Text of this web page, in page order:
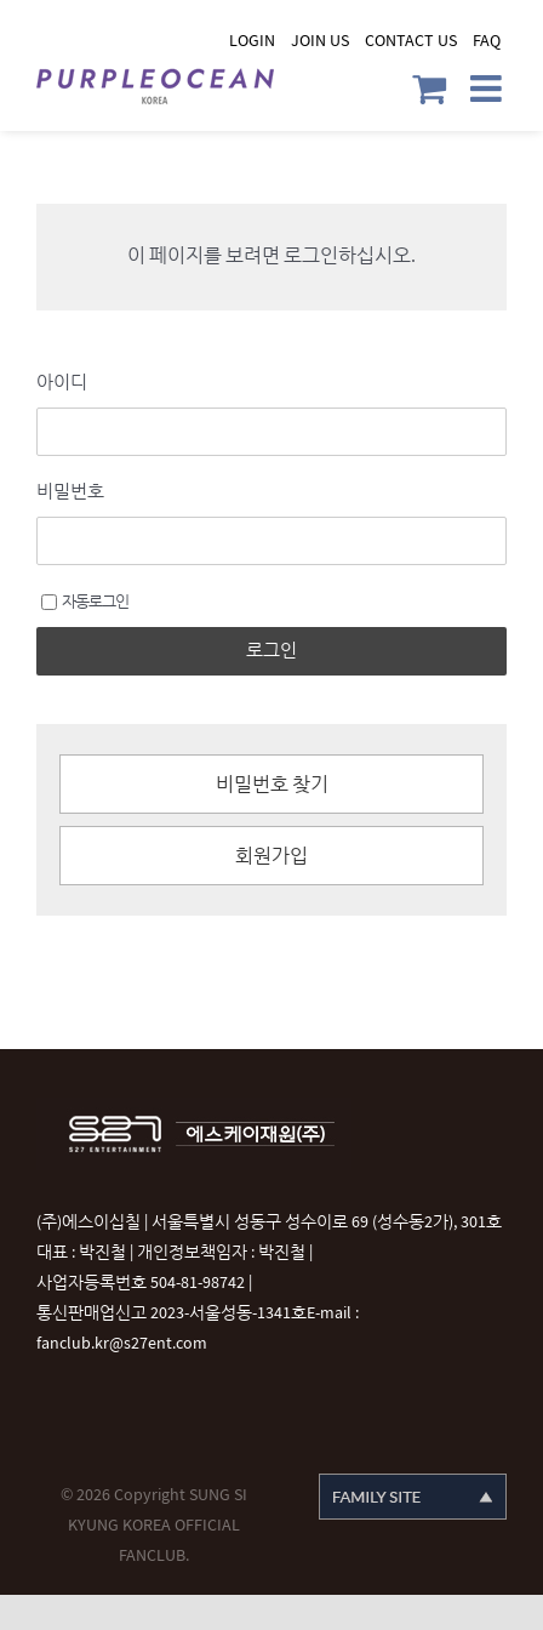
content
LOGIN JOIN US CONTACT US FAQ
이 페이지를 보려면 로그인하십시오.
아이디
비밀번호
자동로그인
로그인
비밀번호 찾기
회원가입
(주)에스이십칠 | 서울특별시 성동구 성수이로 69 (성수동2가), 301호
대표 : 박진철 | 개인정보책임자 : 박진철 |
사업자등록번호 504-81-98742 |
통신판매업신고 2023-서울성동-1341호E-mail :
fanclub.kr@s27ent.com
© 2026 Copyright SUNG SI
KYUNG KOREA OFFICIAL
FANCLUB.